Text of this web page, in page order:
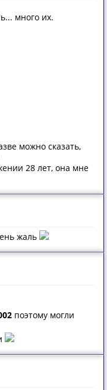
много их.
можно сказать,
28 лет, она мне
жаль
пoэтoму мoгли